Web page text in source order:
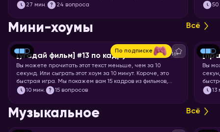
вопросы с визуальными подсказками. Вспоминайте, что
27 мин. 24 вопроса 50
Мини-хоумы Всё
По подписке
[угадай фильм] #13 по кадру 16+
Вы можете прочитать этот текст меньше, чем за 10
секунд. Или сыграть этот хоум за 10 минут. Короче, это
быстрая игра. Мы покажем вам 15 кадров из фильмов,
мультфильмов и аниме, а ваша задача – угадать, откуда
10 мин. 15 вопросов
Вы
13
Музыкальное Всё